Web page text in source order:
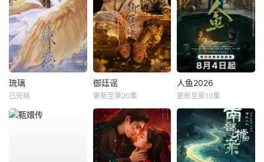
琉璃
已完结
御廷谣
更新至第20集
人鱼2026
更新至第10集